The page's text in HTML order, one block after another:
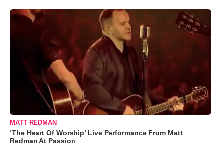
MATT REDMAN
‘The Heart Of Worship’ Live Performance From Matt
Redman At Passion